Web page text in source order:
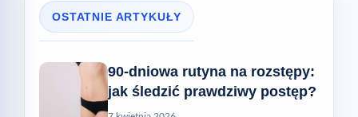
OSTATNIE ARTYKUŁY
90-dniowa rutyna na rozstępy:
jak śledzić prawdziwy postęp?